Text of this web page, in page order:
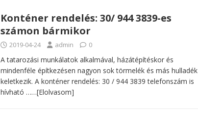
Konténer rendelés: 30/ 944 3839-es
számon bármikor
2019-04-24 admin 0
A tatarozási munkálatok alkalmával, házátépítéskor és
mindenféle építkezésen nagyon sok törmelék és más hulladék
keletkezik. A konténer rendelés: 30 / 944 3839 telefonszám is
hívható ……[Elolvasom]